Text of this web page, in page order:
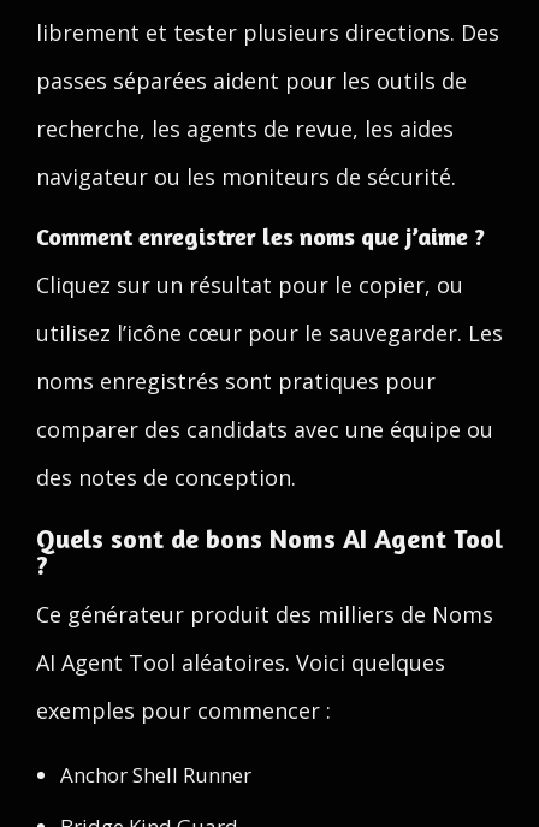
librement et tester plusieurs directions. Des
passes séparées aident pour les outils de
recherche, les agents de revue, les aides
navigateur ou les moniteurs de sécurité.
Comment enregistrer les noms que j’aime ?
Cliquez sur un résultat pour le copier, ou
utilisez l’icône cœur pour le sauvegarder. Les
noms enregistrés sont pratiques pour
comparer des candidats avec une équipe ou
des notes de conception.
Quels sont de bons Noms AI Agent Tool
?
Ce générateur produit des milliers de Noms
AI Agent Tool aléatoires. Voici quelques
exemples pour commencer :
Anchor Shell Runner